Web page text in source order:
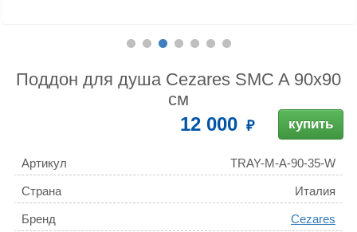
Поддон для душа Cezares SMC A 90x90
см
12 000 купить
Артикул TRAY-M-A-90-35-W
Страна Италия
Бренд Cezares